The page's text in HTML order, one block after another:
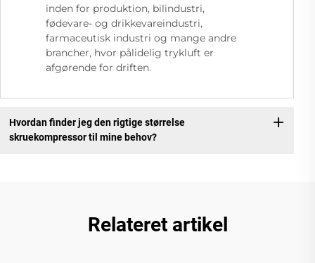
inden for produktion, bilindustri,
fødevare- og drikkevareindustri,
farmaceutisk industri og mange andre
brancher, hvor pålidelig trykluft er
afgørende for driften.
Hvordan finder jeg den rigtige størrelse
skruekompressor til mine behov?
Relateret artikel